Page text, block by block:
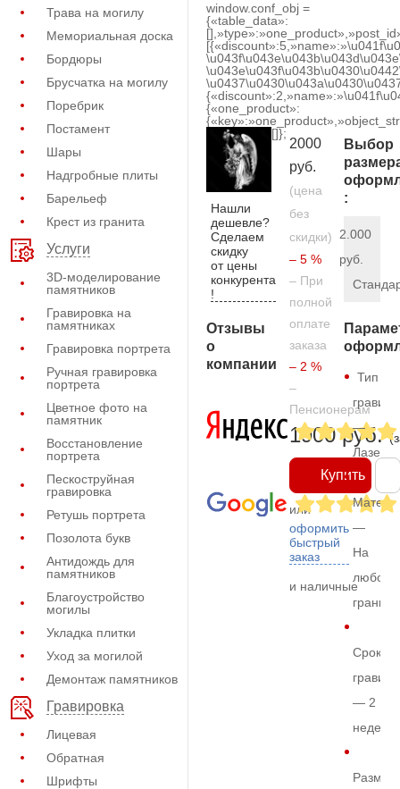
Трава на могилу
Мемориальная доска
Бордюры
Брусчатка на могилу
Поребрик
Постамент
Шары
Надгробные плиты
Барельеф
Крест из гранита
Услуги
3D-моделирование
памятников
Гравировка на
памятниках
Гравировка портрета
Ручная гравировка
портрета
Цветное фото на
памятник
Восстановление
портрета
Пескоструйная
гравировка
Ретушь портрета
Позолота букв
Антидождь для
памятников
Благоустройство
могилы
Укладка плитки
Уход за могилой
Демонтаж памятников
Гравировка
Лицевая
Обратная
Шрифты
window.conf_obj =
{«table_data»:
{«one_product»:
[]};
Нашли
дешевле?
Сделаем
скидку
от цены
конкурента
!
Отзывы
о
компании
2000
руб.
(цена
без
скидки)
– 5 %
– При
полной
оплате
заказа
– 2 %
–
Пенсионерам
1900 руб.
Купить
или
оформить
быстрый
заказ
и наличные
Выбор
:
2.000
руб.
Тип
—
—
На
любом
граните
Срок
— 2
недели
Размер